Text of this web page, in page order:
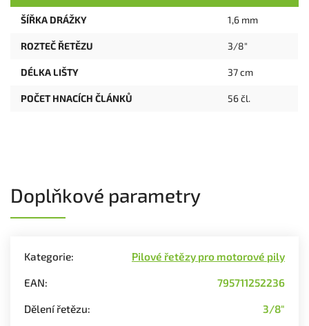
ŠÍŘKA DRÁŽKY 1,6 mm
ROZTEČ ŘETĚZU 3/8"
DÉLKA LIŠTY 37 cm
POČET HNACÍCH ČLÁNKŮ 56 čl.
Doplňkové parametry
Kategorie: Pilové řetězy pro motorové pily
EAN: 795711252236
Dělení řetězu: 3/8"